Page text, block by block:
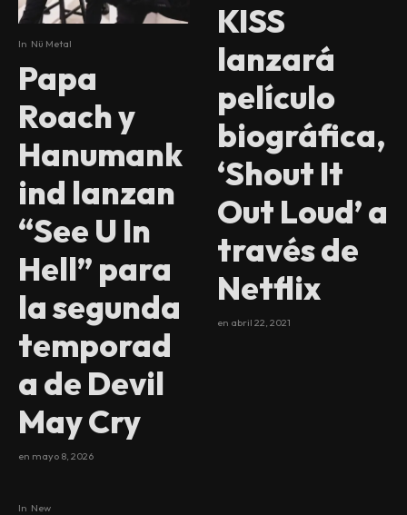
In Nü Metal
Papa
Roach y
Hanumank
ind lanzan
“See U In
Hell” para
la segunda
temporad
a de Devil
May Cry
en mayo 8, 2026
In New
KISS
lanzará
películo
biográfica,
‘Shout It
Out Loud’ a
través de
Netflix
en abril 22, 2021